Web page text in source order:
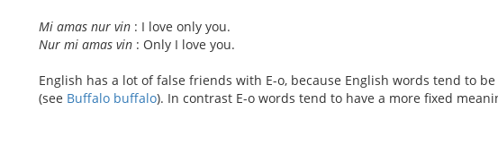
Mi amas nur vin : I love only you.
Nur mi amas vin : Only I love you.
English has a lot of false friends with E-o, because English words tend to
(see Buffalo buffalo). In contrast E-o words tend to have a more fixed